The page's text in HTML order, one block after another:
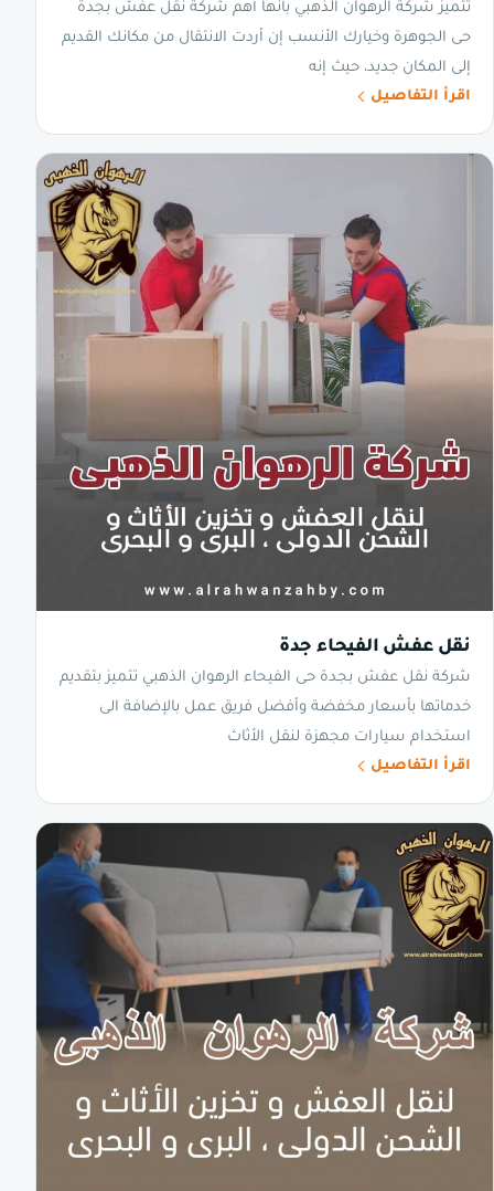
تتميز شركة الرهوان الذهبي بأنها أهم شركة نقل عفش بجدة
حى الجوهرة وخيارك الأنسب إن أردت الانتقال من مكانك القديم
إلى المكان جديد، حيث إنه
اقرأ التفاصيل
نقل عفش الفيحاء جدة
شركة نقل عفش بجدة حى الفيحاء الرهوان الذهبي تتميز بتقديم
خدماتها بأسعار مخفضة وأفضل فريق عمل بالإضافة الى
استخدام سيارات مجهزة لنقل الأثاث
اقرأ التفاصيل